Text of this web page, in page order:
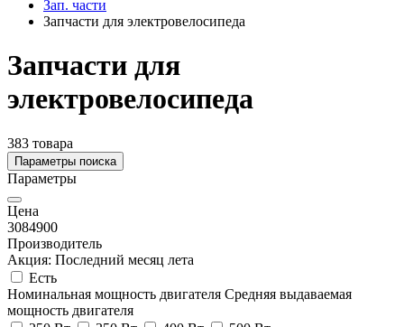
Зап. части
Запчасти для электровелосипеда
Запчасти для
электровелосипеда
383 товара
Параметры поиска
Параметры
Цена
3084900
Производитель
Акция: Последний месяц лета
Есть
Номинальная мощность двигателя Средняя выдаваемая
мощность двигателя